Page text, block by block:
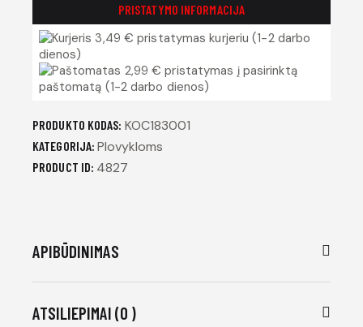
PRISTATYMO INFORMACIJA
3,49 € pristatymas kurjeriu (1-2 darbo
dienos)
2,99 € pristatymas į pasirinktą
paštomatą (1-2 darbo dienos)
PRODUKTO KODAS: KOC183001
KATEGORIJA:Plovykloms
PRODUCT ID: 4827
APIBŪDINIMAS
ATSILIEPIMAI (0 )